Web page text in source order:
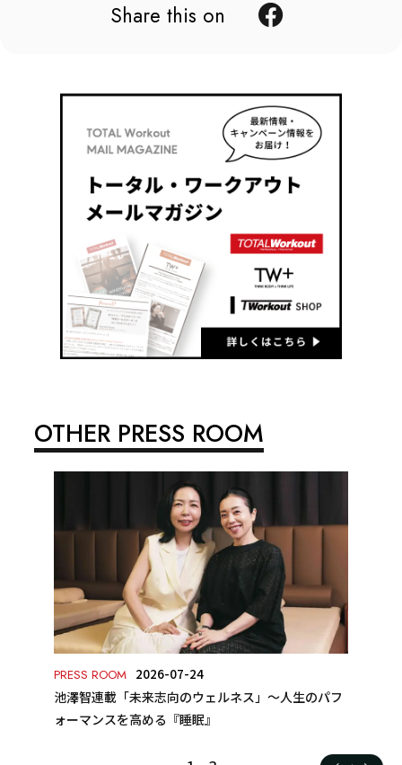
Share this on
OTHER PRESS ROOM
PRESS ROOM 2026-07-24
池澤智連載「未来志向のウェルネス」～人生のパフ
ォーマンスを高める『睡眠』